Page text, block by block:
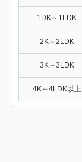
1DK～1LDK
2K～2LDK
3K～3LDK
4K～4LDK以上